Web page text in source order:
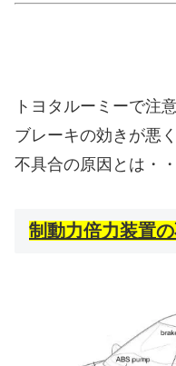
トヨタルーミーで注
ブレーキの効きが悪
不具合の原因とは・・
制動力倍力装置の